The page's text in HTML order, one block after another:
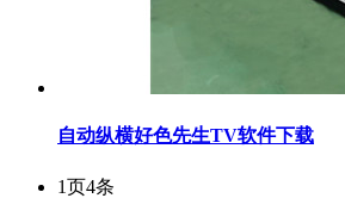
自动纵横好色先生TV软件下载
1页4条